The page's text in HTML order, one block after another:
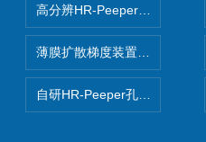
高分辨HR-Peeper采样器孔隙
薄膜扩散梯度装置 Agl DGT
自研HR-Peeper孔隙水采样器